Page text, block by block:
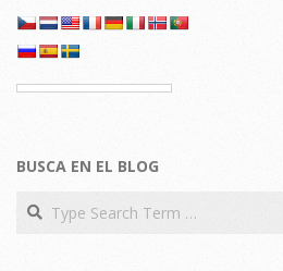
BUSCA EN EL BLOG
Search